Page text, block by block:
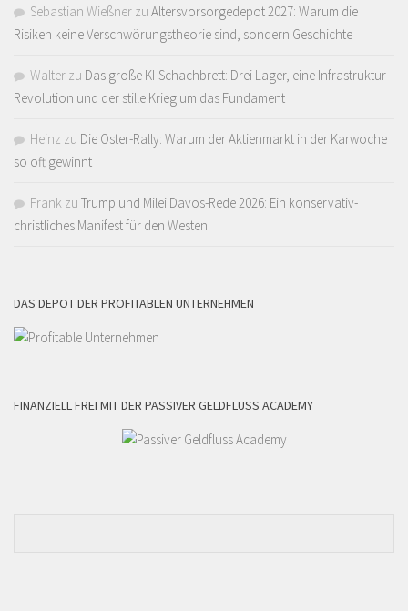
Sebastian Wießner zu Altersvorsorgedepot 2027: Warum die
Risiken keine Verschwörungstheorie sind, sondern Geschichte
Walter zu Das große KI-Schachbrett: Drei Lager, eine Infrastruktur-
Revolution und der stille Krieg um das Fundament
Heinz zu Die Oster-Rally: Warum der Aktienmarkt in der Karwoche
so oft gewinnt
Frank zu Trump und Milei Davos-Rede 2026: Ein konservativ-
christliches Manifest für den Westen
DAS DEPOT DER PROFITABLEN UNTERNEHMEN
FINANZIELL FREI MIT DER PASSIVER GELDFLUSS ACADEMY